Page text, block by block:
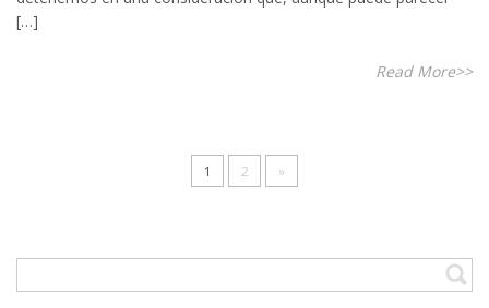
[…]
Read More>>
1 2 »